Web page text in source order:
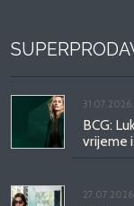
31.07.2026.
BCG:
vrijeme
27.07.2026.